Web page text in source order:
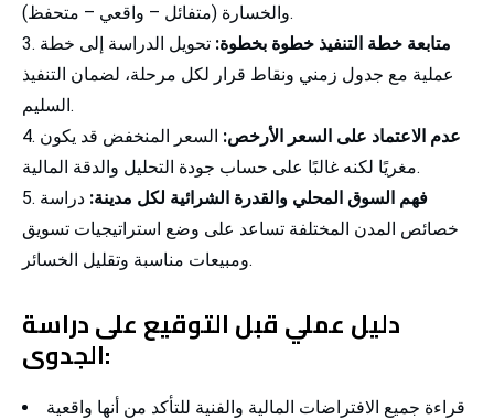
والخسارة (متفائل – واقعي – متحفظ).
متابعة خطة التنفيذ خطوة بخطوة: تحويل الدراسة إلى خطة
عملية مع جدول زمني ونقاط قرار لكل مرحلة، لضمان التنفيذ
السليم.
عدم الاعتماد على السعر الأرخص: السعر المنخفض قد يكون
مغريًا لكنه غالبًا على حساب جودة التحليل والدقة المالية.
فهم السوق المحلي والقدرة الشرائية لكل مدينة: دراسة
خصائص المدن المختلفة تساعد على وضع استراتيجيات تسويق
ومبيعات مناسبة وتقليل الخسائر.
دليل عملي قبل التوقيع على دراسة
الجدوى:
قراءة جميع الافتراضات المالية والفنية للتأكد من أنها واقعية